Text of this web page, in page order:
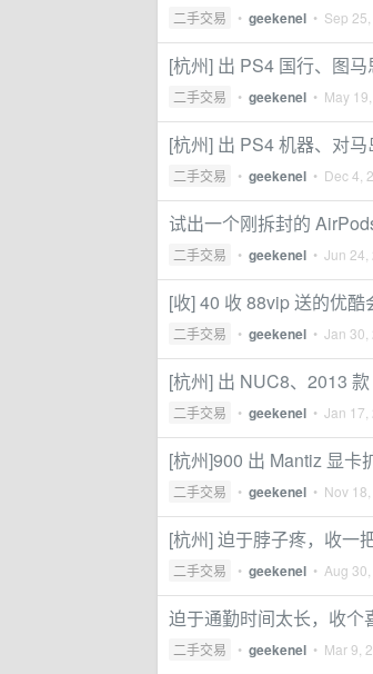
二手交易 • geekenel • Sep
[杭州] 出 PS4 国行、图
二手交易 • geekenel • May
[杭州] 出 PS4 机器、对
二手交易 • geekenel • Dec 4,
试出一个刚拆封的
二手交易 • geekenel • Jun 24,
[收] 40 收 88vip 送的优酷
二手交易 • geekenel • Jan 30,
[杭州] 出 NUC8、2013
二手交易 • geekenel • Jan 17,
[杭州]900 出 Mantiz 显卡
二手交易 • geekenel • Nov
[杭州] 迫于脖子疼，收一
二手交易 • geekenel • Aug
迫于通勤时间太长，收个
二手交易 • geekenel • Mar 9,